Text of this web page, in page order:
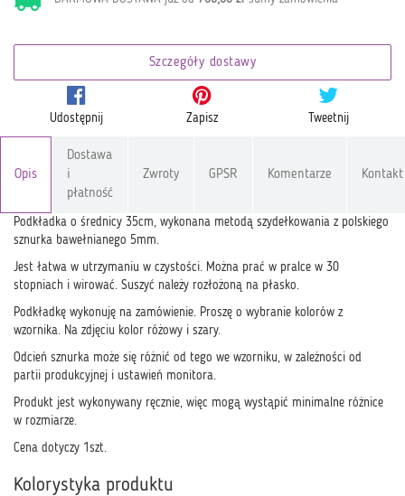
Szczegóły dostawy
Udostępnij Zapisz Tweetnij
Opis
Dostawa
i
płatność
Zwroty GPSR Komentarze Kontakt
Podkładka o średnicy 35cm, wykonana metodą szydełkowania z polskiego
sznurka bawełnianego 5mm.
Jest łatwa w utrzymaniu w czystości. Można prać w pralce w 30
stopniach i wirować. Suszyć należy rozłożoną na płasko.
Podkładkę wykonuję na zamówienie. Proszę o wybranie kolorów z
wzornika. Na zdjęciu kolor różowy i szary.
Odcień sznurka może się różnić od tego we wzorniku, w zależności od
partii produkcyjnej i ustawień monitora.
Produkt jest wykonywany ręcznie, więc mogą wystąpić minimalne różnice
w rozmiarze.
Cena dotyczy 1szt.
Kolorystyka produktu